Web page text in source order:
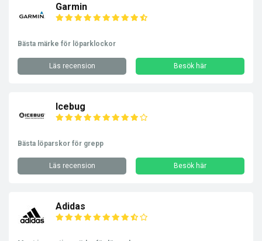
Garmin
Bästa märke för löparklockor
Läs recension Besök här
Icebug
Bästa löparskor för grepp
Läs recension Besök här
Adidas